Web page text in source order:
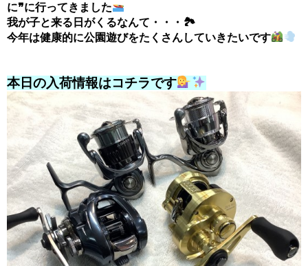
に❞に行ってきました
我が子と来る日がくるなんて・・・🏞
今年は健康的に公園遊びをたくさんしていきたいです
本日の入荷情報はコチラです